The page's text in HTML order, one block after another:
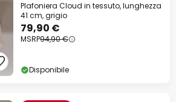
Plafoniera Cloud in tessuto, lunghezza
41 cm, grigio
79,90 €
MSRP94,90 €
Disponibile